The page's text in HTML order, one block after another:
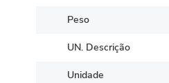
Peso
UN. Descrição
Unidade